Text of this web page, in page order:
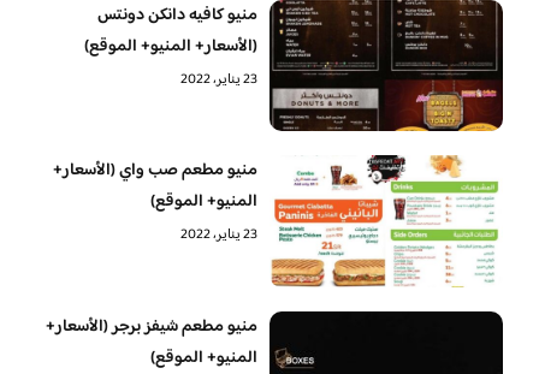
منيو كافيه دانكن دونتس
(الأسعار+ المنيو+ الموقع)
23 يناير، 2022
منيو مطعم صب واي (الأسعار+
المنيو+ الموقع)
23 يناير، 2022
منيو مطعم شيفز برجر (الأسعار+
المنيو+ الموقع)